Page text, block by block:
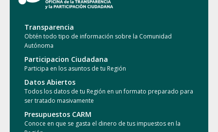
Transparencia
Obtén todo tipo de información sobre la Comunidad
Autónoma
Participacion Ciudadana
Participa en los asuntos de tu Región
Datos Abiertos
Todos los datos de tu Región en un formato preparado para
ser tratado masivamente
Presupuestos CARM
Conoce en que se gasta el dinero de tus impuestos en la